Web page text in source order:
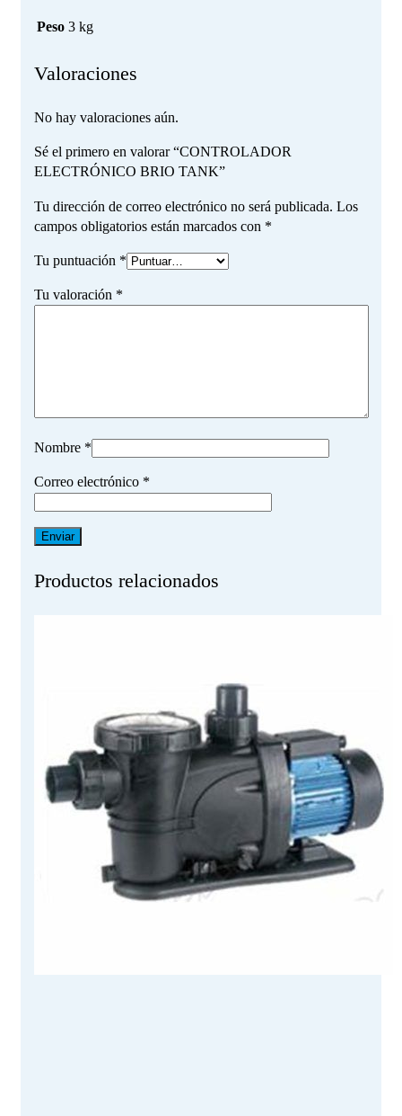
Peso 3 kg
Valoraciones
No hay valoraciones aún.
Sé el primero en valorar “CONTROLADOR
ELECTRÓNICO BRIO TANK”
Tu dirección de correo electrónico no será publicada. Los
campos obligatorios están marcados con *
Tu puntuación *
Tu valoración *
Nombre *
Correo electrónico *
Productos relacionados